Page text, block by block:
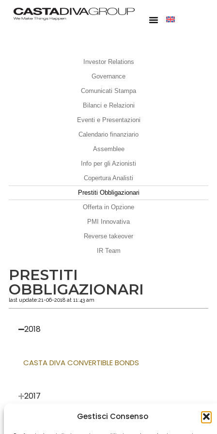
Gestisci Consenso
Investor Relations
Governance
Comunicati Stampa
Bilanci e Relazioni
Eventi e Presentazioni
Calendario finanziario
Assemblee
Info per gli Azionisti
Copertura Analisti
Prestiti Obbligazionari
Offerta in Opzione
PMI Innovativa
Reverse takeover
IR Team
PRESTITI
OBBLIGAZIONARI
last update:21-06-2018 at 11:43 am
2018
CASTA DIVA CONVERTIBLE BONDS
2017